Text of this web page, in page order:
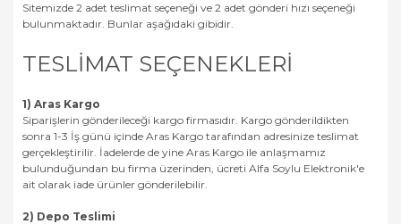
Sitemizde 2 adet teslimat seçeneği ve 2 adet gönderi hızı seçeneği
bulunmaktadır. Bunlar aşağıdaki gibidir.
TESLİMAT SEÇENEKLERİ
1) Aras Kargo
Siparişlerin gönderileceği kargo firmasıdır. Kargo gönderildikten
sonra 1-3 İş günü içinde Aras Kargo tarafından adresinize teslimat
gerçekleştirilir. İadelerde de yine Aras Kargo ile anlaşmamız
bulunduğundan bu firma üzerinden, ücreti Alfa Soylu Elektronik'e
ait olarak iade ürünler gönderilebilir.
2) Depo Teslimi